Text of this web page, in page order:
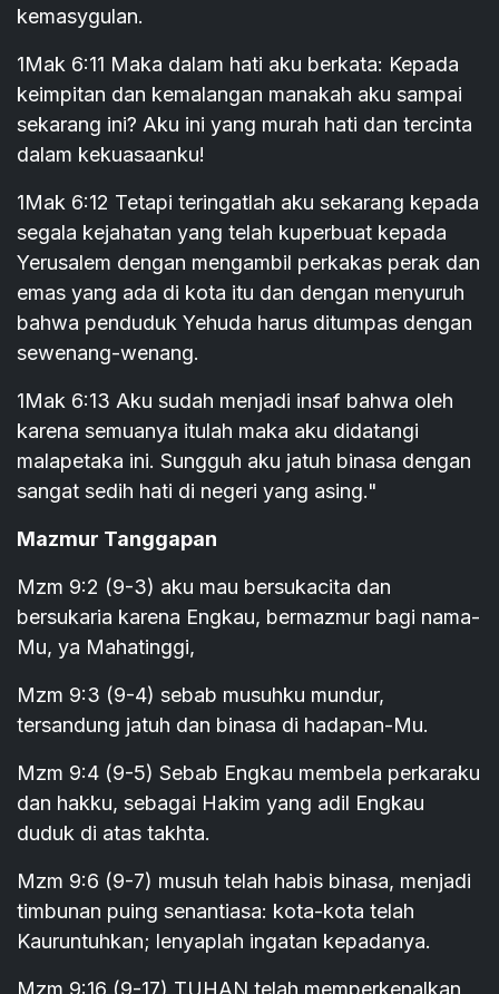
kemasygulan.
1Mak 6:11 Maka dalam hati aku berkata: Kepada
keimpitan dan kemalangan manakah aku sampai
sekarang ini? Aku ini yang murah hati dan tercinta
dalam kekuasaanku!
1Mak 6:12 Tetapi teringatlah aku sekarang kepada
segala kejahatan yang telah kuperbuat kepada
Yerusalem dengan mengambil perkakas perak dan
emas yang ada di kota itu dan dengan menyuruh
bahwa penduduk Yehuda harus ditumpas dengan
sewenang-wenang.
1Mak 6:13 Aku sudah menjadi insaf bahwa oleh
karena semuanya itulah maka aku didatangi
malapetaka ini. Sungguh aku jatuh binasa dengan
sangat sedih hati di negeri yang asing."
Mazmur Tanggapan
Mzm 9:2 (9-3) aku mau bersukacita dan
bersukaria karena Engkau, bermazmur bagi nama-
Mu, ya Mahatinggi,
Mzm 9:3 (9-4) sebab musuhku mundur,
tersandung jatuh dan binasa di hadapan-Mu.
Mzm 9:4 (9-5) Sebab Engkau membela perkaraku
dan hakku, sebagai Hakim yang adil Engkau
duduk di atas takhta.
Mzm 9:6 (9-7) musuh telah habis binasa, menjadi
timbunan puing senantiasa: kota-kota telah
Kauruntuhkan; lenyaplah ingatan kepadanya.